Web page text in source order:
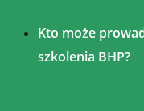
Kto może
szkolenia BHP?